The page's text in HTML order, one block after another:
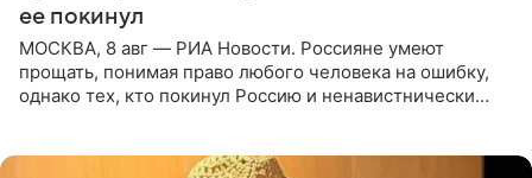
ее покинул
МОСКВА, 8 авг — РИА Новости. Россияне умеют
прощать, понимая право любого человека на ошибку,
однако тех, кто покинул Россию и ненавистнически